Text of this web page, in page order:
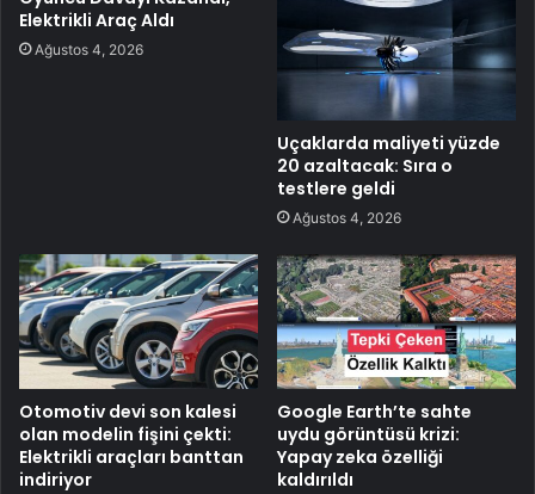
Elektrikli Araç Aldı
Ağustos 4, 2026
Uçaklarda maliyeti yüzde
20 azaltacak: Sıra o
testlere geldi
Ağustos 4, 2026
Otomotiv devi son kalesi
olan modelin fişini çekti:
Elektrikli araçları banttan
indiriyor
Google Earth’te sahte
uydu görüntüsü krizi:
Yapay zeka özelliği
kaldırıldı